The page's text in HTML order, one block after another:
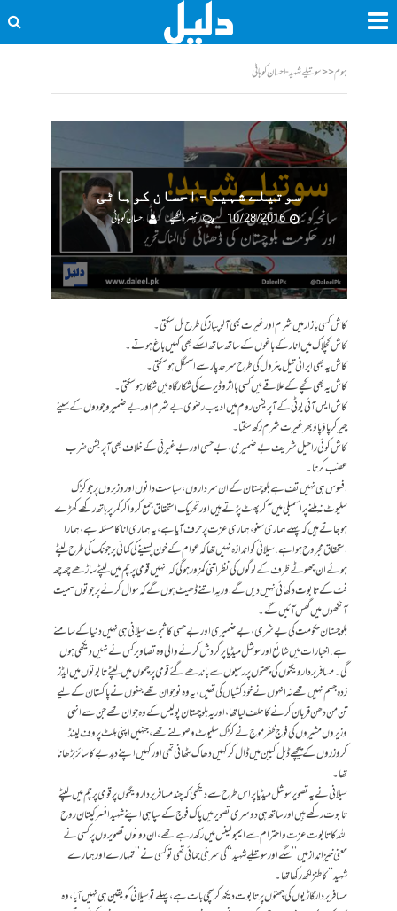
ہوم<<سوتیلے شہید - احسان کوہاٹی
سوتیلے شہید – احسان کوہاٹی
10/28/2016
تبصرہ لکھیے احسان کوہاٹی
کاش کسی بازار میں شرم اور غیرت بھی آلو پیاز کی طرح مل سکتی۔
کاش کچلاک میں انار کے باغوں کے ساتھ ساتھ اسکے بھی کہیں باغ ہوتے۔
کاش یہ بھی ایرانی تیل پٹرول کی طرح سرحد پار سے اسمگل ہو سکتی۔
کاش یہ بھی کچے کے علاقے میں کسی بااثر وڈیرے کی شکار گاہ میں شکار ہو سکتی۔
کاش ایس آئی یوٹی کے آپریشن روم میں ادیب رضوی بےشرم اور بےضمیر وجودوں کے سینے
چیر کر پاؤ پاؤ بھر غیرت شرم رکھ سکتا۔
کاش کوئی راحیل شریف بےضمیری، بےحسی اور بے غیرتی کے خلاف بھی آپریشن ضرب
عضب کر تا۔
افسوس ہی نہیں تف ہے بلوچستان کے ان سرداروں، سیاست دانوں اور وزیروں پر جو کڑک
سلیوٹ نہ ملنے پر اسمبلی میں آ کر پھٹ پڑتے ہیں اور تحریک استحقاق جمع کروا کر کمر پر ہاتھ رکھے کھڑے
ہوجاتے ہیں کہ پہلے ہماری سنو، ہماری عزت پر حرف آیا ہے، یہ ہماری انا کا مسئلہ ہے، ہمارا
استحقاق مجروح ہوا ہے. سیلانی کو اندازہ نہیں تھا کہ عوام کے خون پسینے کی کمائی پرجونک کی طرح لپٹے
ہوئے ان چھوٹے ظرف کے لوگوں کی نظر اتنی کمزور ہوگی کہ انہیں قومی پرچم میں لپٹے ساڑھے چھ چھ
فٹ کے تابوت دکھائی نہیں دیں گے اور یہ اتنے ڈھیٹ ہو ں گے کہ سوال کرنے پر جوتوں سمیت
آنکھوں میں گھس آئیں گے۔
بلوچستان حکومت کی بےشرمی، بےضمیری اور بےحسی کا ثبوت سیلانی ہی نہیں دنیا کے سامنے
ہے. اخبارات میں شائع اور سوشل میڈیا پر گردش کرنے والی وہ تصاویر کس نے نہیں دیکھی ہوں
گی۔ مسافر بردار ویگنوں کی چھتوں پر رسیوں سے باندھے گئے قومی پرچموں میں لپٹے تابوتوں میں ایڈز
زدہ جسم نہیں تھے نہ انہوں نے خودکشیاں کی تھیں، یہ وہ نوجوان تھے جنہوں نے پاکستان کے لیے
تن من دھن قربان کرنے کا حلف لیا تھا، اور یہ بلوچستان پولیس کے وہ جوان تھے جن سے انہی
وزیروں مشیروں کی فوج ظفر موج نے کڑک سلیوٹ وصولنے تھے، جنہیں اپنی بلٹ پروف لینڈ
کروزروں کے پیچھے ڈبل کیبن میں ڈال کر کہیں دھاک بٹھانی تھی اور کہیں اپنے دبدبے کا سائز بڑھانا
تھا۔
سیلانی نے یہ تصویر سوشل میڈیا پر اس طرح سے دیکھی کہ چند مسافر بردار ویگنوں پر قومی پرچم میں لپٹے
تابوت رکھے ہیں اورساتھ ہی دوسری تصویر میں پاک فوج کے سپاہی اپنے شہید افسر کپتان روح
اللہ کا تابوت عزت واحترام سے ایمبولینس میں رکھ رہے تھے، ان دونوں تصویروں پر کسی نے
معنی خیز انداز میں ’’سگے اورسوتیلے شہید‘‘ کی سرخی جمائی تھی تو کسی نے ’’تمہارے اور ہمارے
شہید‘‘ کا طنز لکھ رکھا تھا۔
مسافر بردار گاڑیوں کی چھتوں پر تابوت دیکھ کر سچی بات ہے، پہلے تو سیلانی کو یقین ہی نہیں آیا، وہ